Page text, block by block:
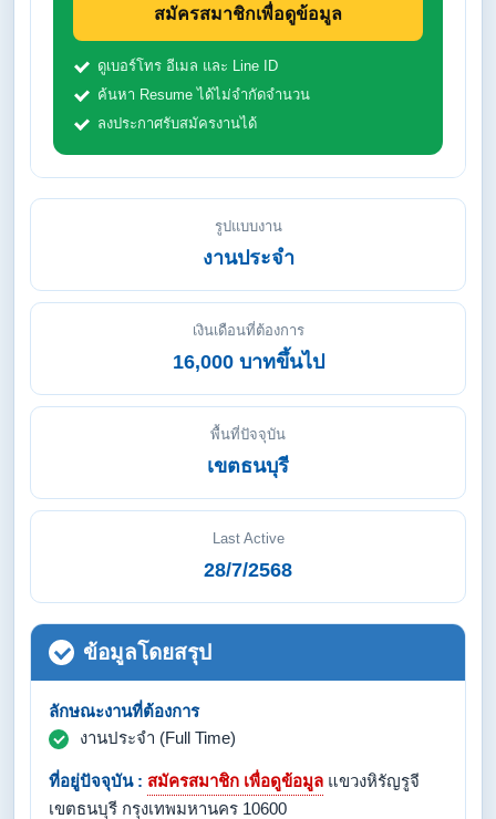
สมัครสมาชิกเพื่อดูข้อมูล
ดูเบอร์โทร อีเมล และ Line ID
ค้นหา Resume ได้ไม่จำกัดจำนวน
ลงประกาศรับสมัครงานได้
รูปแบบงาน
งานประจำ
เงินเดือนที่ต้องการ
16,000 บาทขึ้นไป
พื้นที่ปัจจุบัน
เขตธนบุรี
Last Active
28/7/2568
ข้อมูลโดยสรุป
ลักษณะงานที่ต้องการ
งานประจำ (Full Time)
ที่อยู่ปัจจุบัน : สมัครสมาชิก เพื่อดูข้อมูล แขวงหิรัญรูจี
เขตธนบุรี กรุงเทพมหานคร 10600